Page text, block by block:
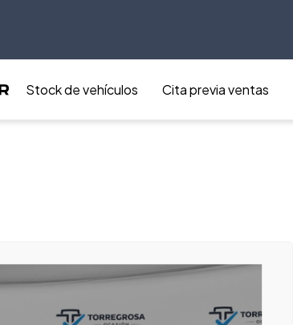
Stock de vehículos Cita previa ventas